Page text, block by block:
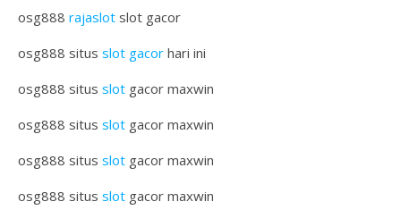
osg888 rajaslot slot gacor
osg888 situs slot gacor hari ini
osg888 situs slot gacor maxwin
osg888 situs slot gacor maxwin
osg888 situs slot gacor maxwin
osg888 situs slot gacor maxwin